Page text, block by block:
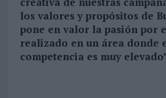
los valores y propósitos de
pone en valor la pasión por
realizado en un área donde
competencia es muy